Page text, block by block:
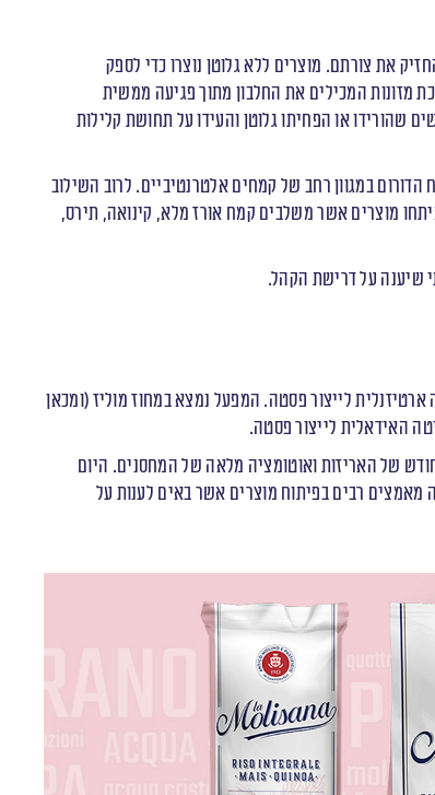
את צורתם. מוצרים ללא גלוטן נוצרו כדי לספק
מזונות המכילים את החלבון מתוך פגיעה ממשית
שהורידו או הפחיתו גלוטן והעידו על תחושת קלילות
במגוון רחב של קמחים אלטרנטיביים. לרוב השילוב
מוצרים אשר משלבים קמח אורז מלא, קינואה, תירס,
שיענה על דרישת הקהל.
1912 כטחנת קמח קטנה וסדנה ארטיזנלית לייצור פסטה. המפעל נמצא במחוז מוליז (ומכאן
האידאלית לייצור פסטה.
של האריזות ואוטומציה מלאה של המחסנים. היום
משקיעה מאמצים רבים בפיתוח מוצרים אשר באים לענות על